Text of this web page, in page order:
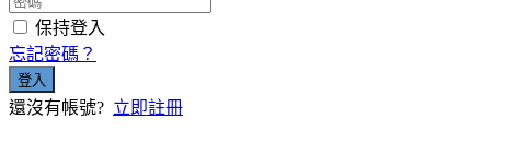
保持登入
忘記密碼？
登入
還沒有帳號? 立即註冊